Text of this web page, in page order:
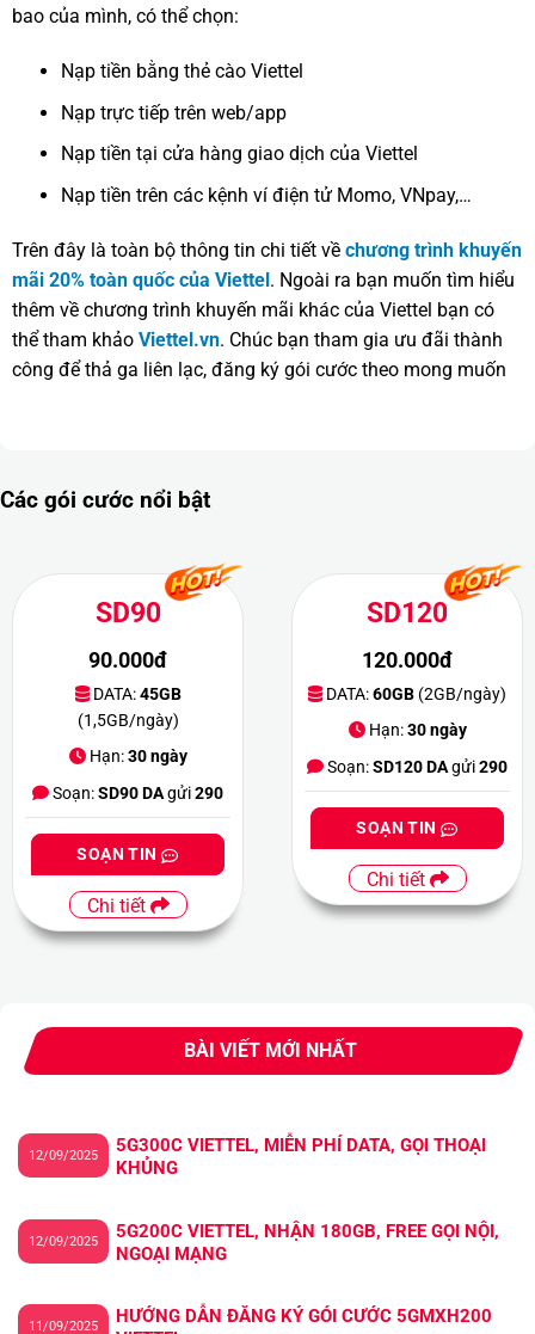
bao của mình, có thể chọn:
Nạp tiền bằng thẻ cào Viettel
Nạp trực tiếp trên web/app
Nạp tiền tại cửa hàng giao dịch của Viettel
Nạp tiền trên các kệnh ví điện tử Momo, VNpay,…
Trên đây là toàn bộ thông tin chi tiết về chương trình khuyến
mãi 20% toàn quốc của Viettel. Ngoài ra bạn muốn tìm hiểu
thêm về chương trình khuyến mãi khác của Viettel bạn có
thể tham khảo Viettel.vn. Chúc bạn tham gia ưu đãi thành
công để thả ga liên lạc, đăng ký gói cước theo mong muốn
Các gói cước nổi bật
SD90
90.000đ
DATA:45GB
(1,5GB/ngày)
Hạn:30 ngày
Soạn:SD90 DAgửi290
SOẠN TIN
Chi tiết
SD120
120.000đ
DATA:60GB (2GB/ngày)
Hạn:30 ngày
Soạn:SD120 DAgửi290
SOẠN TIN
Chi tiết
BÀI VIẾT MỚI NHẤT
5G300C VIETTEL, MIỄN PHÍ DATA, GỌI THOẠI
KHỦNG
12/09/2025
5G200C VIETTEL, NHẬN 180GB, FREE GỌI NỘI,
NGOẠI MẠNG
12/09/2025
HƯỚNG DẪN ĐĂNG KÝ GÓI CƯỚC 5GMXH200
11/09/2025